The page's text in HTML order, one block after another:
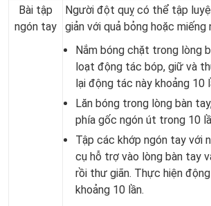
Bài tập
ngón tay
Người đột quỵ có thể tập
giản với quả bỏng hoặc miếng
Nắm bóng chặt trong lòng
loạt động tác bóp, giữ và
lại động tác này khoảng 10
Lăn bóng trong lòng bàn
phía gốc ngón út trong 10
Tập các khớp ngón tay với
cụ hỗ trợ vào lòng bàn tay
rồi thư giãn. Thực hiện
khoảng 10 lần.